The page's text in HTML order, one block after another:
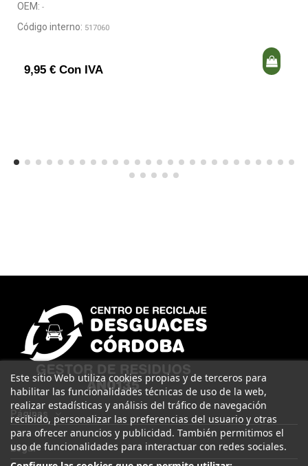
OEM: -
Código interno: 517060
9,95 € Con IVA
Páginas
Legal
Este sitio Web utiliza cookies propias y de terceros para
habilitar las funcionalidades técnicas de uso de la web,
realizar estadísticas y análisis del tráfico de navegación
recibido, personalizar las preferencias del usuario y otras
para ofrecer anuncios y publicidad. También permitimos el
uso de funcionalidades para interactuar con redes sociales.